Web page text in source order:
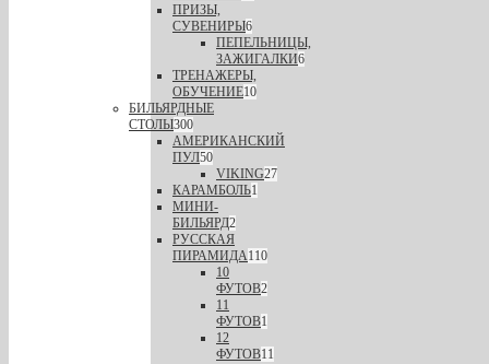
ПРИЗЫ,
СУВЕНИРЫ6
ПЕПЕЛЬНИЦЫ,
ЗАЖИГАЛКИ6
ТРЕНАЖЕРЫ,
ОБУЧЕНИЕ10
БИЛЬЯРДНЫЕ
СТОЛЫ300
АМЕРИКАНСКИЙ
ПУЛ50
VIKING27
КАРАМБОЛЬ1
МИНИ-
БИЛЬЯРД2
РУССКАЯ
ПИРАМИДА110
10
ФУТОВ2
11
ФУТОВ1
12
ФУТОВ11